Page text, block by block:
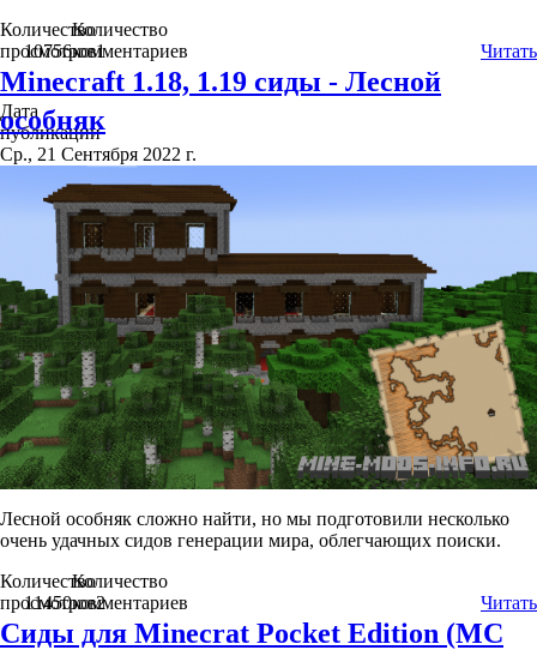
Количество
просмотров
10756
Количество
комментариев
1 Читать
Minecraft 1.18, 1.19 сиды - Лесной
особняк
Дата
публикации
Ср., 21 Сентября 2022 г.
Лесной особняк сложно найти, но мы подготовили несколько
очень удачных сидов генерации мира, облегчающих поиски.
Количество
просмотров
11450
Количество
комментариев
2 Читать
Сиды для Minecrat Pocket Edition (MC